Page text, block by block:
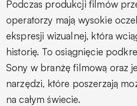
Podczas produkcji filmów
operatorzy mają wysokie
ekspresji wizualnej, która
historię. To osiągnięcie
Sony w branżę filmową oraz
narzędzi, które poszerzają
na całym świecie.